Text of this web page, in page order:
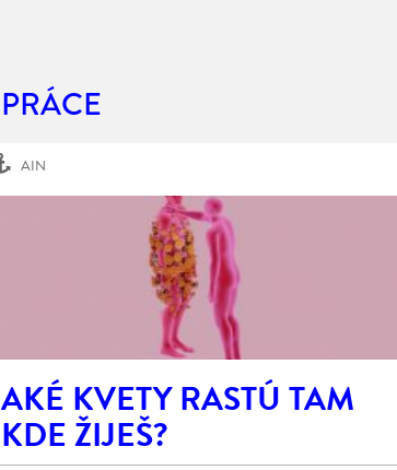
PRÁCE
AIN
AKÉ KVETY RASTÚ TAM
KDE ŽIJEŠ?